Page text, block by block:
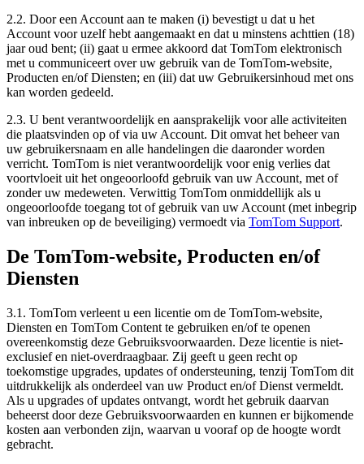
2.2. Door een Account aan te maken (i) bevestigt u dat u het
Account voor uzelf hebt aangemaakt en dat u minstens achttien (18)
jaar oud bent; (ii) gaat u ermee akkoord dat TomTom elektronisch
met u communiceert over uw gebruik van de TomTom-website,
Producten en/of Diensten; en (iii) dat uw Gebruikersinhoud met ons
kan worden gedeeld.
2.3. U bent verantwoordelijk en aansprakelijk voor alle activiteiten
die plaatsvinden op of via uw Account. Dit omvat het beheer van
uw gebruikersnaam en alle handelingen die daaronder worden
verricht. TomTom is niet verantwoordelijk voor enig verlies dat
voortvloeit uit het ongeoorloofd gebruik van uw Account, met of
zonder uw medeweten. Verwittig TomTom onmiddellijk als u
ongeoorloofde toegang tot of gebruik van uw Account (met inbegrip
van inbreuken op de beveiliging) vermoedt via TomTom Support.
De TomTom-website, Producten en/of
Diensten
3.1. TomTom verleent u een licentie om de TomTom-website,
Diensten en TomTom Content te gebruiken en/of te openen
overeenkomstig deze Gebruiksvoorwaarden. Deze licentie is niet-
exclusief en niet-overdraagbaar. Zij geeft u geen recht op
toekomstige upgrades, updates of ondersteuning, tenzij TomTom dit
uitdrukkelijk als onderdeel van uw Product en/of Dienst vermeldt.
Als u upgrades of updates ontvangt, wordt het gebruik daarvan
beheerst door deze Gebruiksvoorwaarden en kunnen er bijkomende
kosten aan verbonden zijn, waarvan u vooraf op de hoogte wordt
gebracht.